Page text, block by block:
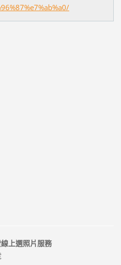
上選照片服務